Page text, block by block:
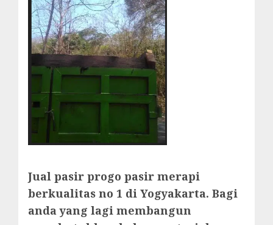
Jual pasir progo pasir merapi
berkualitas no 1 di Yogyakarta. Bagi
anda yang lagi membangun